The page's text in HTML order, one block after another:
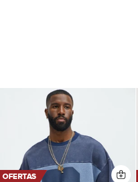
OFERTAS